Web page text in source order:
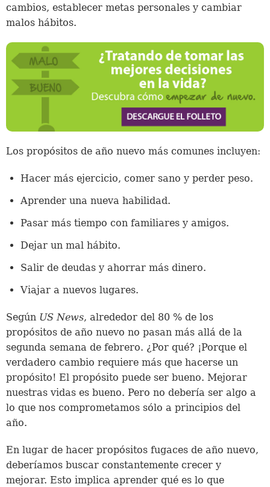
cambios, establecer metas personales y cambiar
malos hábitos.
Los propósitos de año nuevo más comunes incluyen:
Hacer más ejercicio, comer sano y perder peso.
Aprender una nueva habilidad.
Pasar más tiempo con familiares y amigos.
Dejar un mal hábito.
Salir de deudas y ahorrar más dinero.
Viajar a nuevos lugares.
Según US News, alrededor del 80 % de los
propósitos de año nuevo no pasan más allá de la
segunda semana de febrero. ¿Por qué? ¡Porque el
verdadero cambio requiere más que hacerse un
propósito! El propósito puede ser bueno. Mejorar
nuestras vidas es bueno. Pero no debería ser algo a
lo que nos comprometamos sólo a principios del
año.
En lugar de hacer propósitos fugaces de año nuevo,
deberíamos buscar constantemente crecer y
mejorar. Esto implica aprender qué es lo que